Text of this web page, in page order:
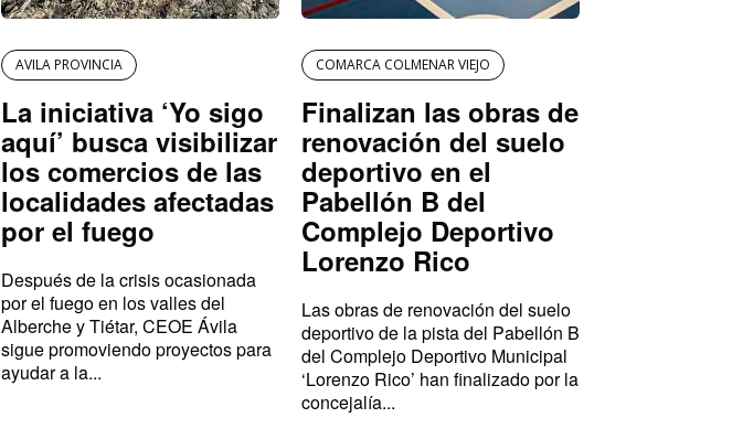
AVILA PROVINCIA
La iniciativa ‘Yo sigo
aquí’ busca visibilizar
los comercios de las
localidades afectadas
por el fuego
Después de la crisis ocasionada
por el fuego en los valles del
Alberche y Tiétar, CEOE Ávila
sigue promoviendo proyectos para
ayudar a la...
COMARCA COLMENAR VIEJO
Finalizan las obras de
renovación del suelo
deportivo en el
Pabellón B del
Complejo Deportivo
Lorenzo Rico
Las obras de renovación del suelo
deportivo de la pista del Pabellón B
del Complejo Deportivo Municipal
‘Lorenzo Rico’ han finalizado por la
concejalía...